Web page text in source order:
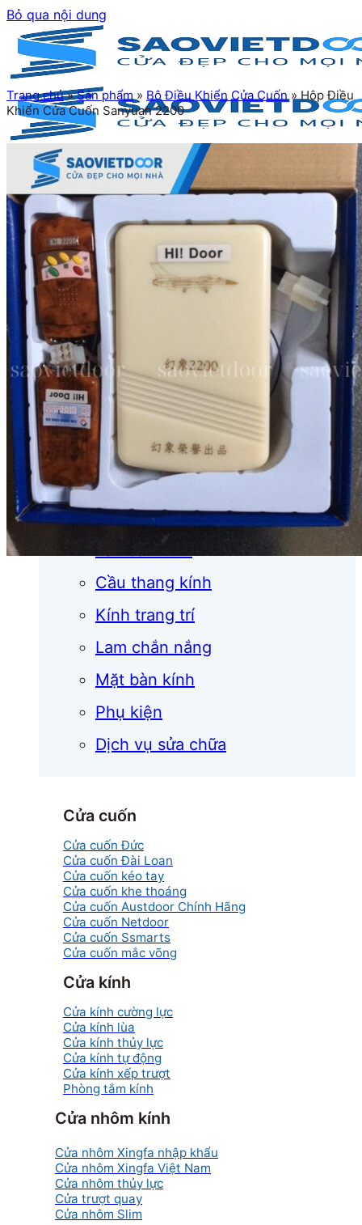
Bỏ qua nội dung
Trang chủ
Giới thiệu
Sản phẩm
Cửa cuốn
Cửa kính
Cửa nhôm
Vách kính
Mái kính
Cầu thang kính
Kính trang trí
Lam chắn nắng
Mặt bàn kính
Phụ kiện
Dịch vụ sửa chữa
Cửa cuốn
Cửa cuốn Đức
Cửa cuốn Đài Loan
Cửa cuốn kéo tay
Cửa cuốn khe thoáng
Cửa cuốn Austdoor Chính Hãng
Cửa cuốn Netdoor
Cửa cuốn Ssmarts
Cửa cuốn mắc võng
Cửa kính
Cửa kính cường lực
Cửa kính lùa
Cửa kính thủy lực
Cửa kính tự động
Cửa kính xếp trượt
Phòng tắm kính
Cửa nhôm kính
Cửa nhôm Xingfa nhập khẩu
Cửa nhôm Xingfa Việt Nam
Cửa nhôm thủy lực
Cửa trượt quay
Cửa nhôm Slim
Trang chủ»Sản phẩm» Bộ Điều Khiển Cửa Cuốn»Hộp Điều
Khiển Cửa Cuốn Sanyuan 2200